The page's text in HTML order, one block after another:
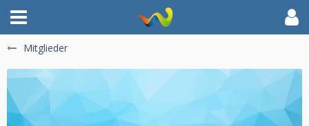
Mitglieder